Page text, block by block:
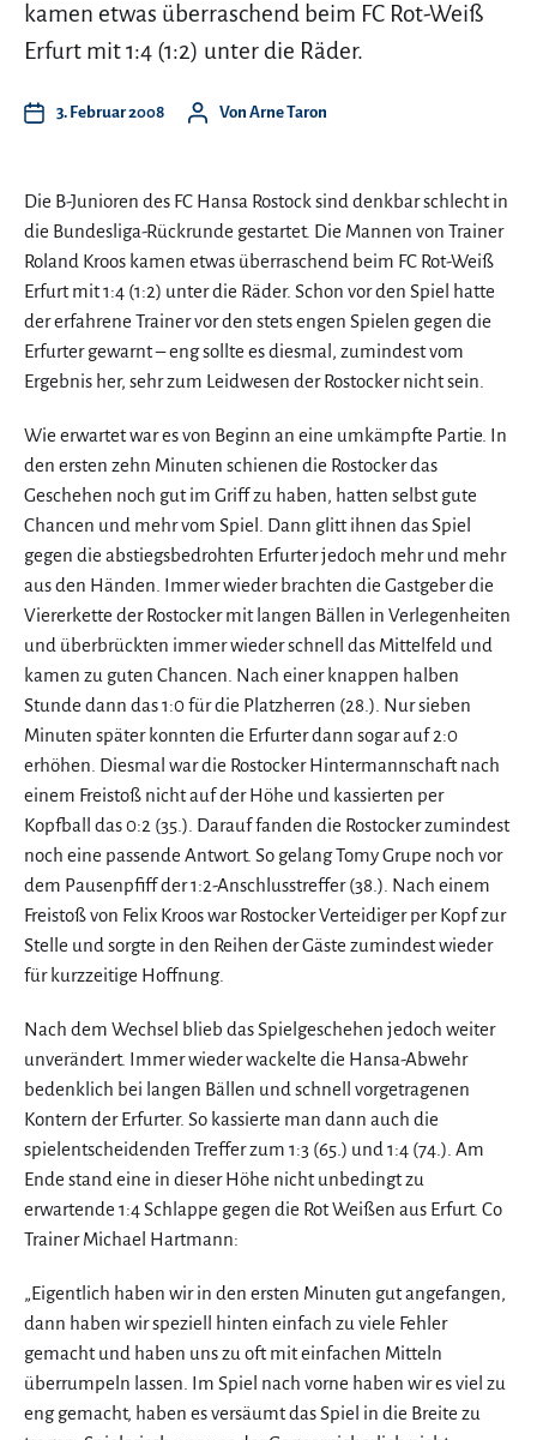
kamen etwas überraschend beim FC Rot-Weiß
Erfurt mit 1:4 (1:2) unter die Räder.
3. Februar 2008 Von Arne Taron
Die B-Junioren des FC Hansa Rostock sind denkbar schlecht in
die Bundesliga-Rückrunde gestartet. Die Mannen von Trainer
Roland Kroos kamen etwas überraschend beim FC Rot-Weiß
Erfurt mit 1:4 (1:2) unter die Räder. Schon vor den Spiel hatte
der erfahrene Trainer vor den stets engen Spielen gegen die
Erfurter gewarnt – eng sollte es diesmal, zumindest vom
Ergebnis her, sehr zum Leidwesen der Rostocker nicht sein.
Wie erwartet war es von Beginn an eine umkämpfte Partie. In
den ersten zehn Minuten schienen die Rostocker das
Geschehen noch gut im Griff zu haben, hatten selbst gute
Chancen und mehr vom Spiel. Dann glitt ihnen das Spiel
gegen die abstiegsbedrohten Erfurter jedoch mehr und mehr
aus den Händen. Immer wieder brachten die Gastgeber die
Viererkette der Rostocker mit langen Bällen in Verlegenheiten
und überbrückten immer wieder schnell das Mittelfeld und
kamen zu guten Chancen. Nach einer knappen halben
Stunde dann das 1:0 für die Platzherren (28.). Nur sieben
Minuten später konnten die Erfurter dann sogar auf 2:0
erhöhen. Diesmal war die Rostocker Hintermannschaft nach
einem Freistoß nicht auf der Höhe und kassierten per
Kopfball das 0:2 (35.). Darauf fanden die Rostocker zumindest
noch eine passende Antwort. So gelang Tomy Grupe noch vor
dem Pausenpfiff der 1:2-Anschlusstreffer (38.). Nach einem
Freistoß von Felix Kroos war Rostocker Verteidiger per Kopf zur
Stelle und sorgte in den Reihen der Gäste zumindest wieder
für kurzzeitige Hoffnung.
Nach dem Wechsel blieb das Spielgeschehen jedoch weiter
unverändert. Immer wieder wackelte die Hansa-Abwehr
bedenklich bei langen Bällen und schnell vorgetragenen
Kontern der Erfurter. So kassierte man dann auch die
spielentscheidenden Treffer zum 1:3 (65.) und 1:4 (74.). Am
Ende stand eine in dieser Höhe nicht unbedingt zu
erwartende 1:4 Schlappe gegen die Rot Weißen aus Erfurt. Co
Trainer Michael Hartmann:
„Eigentlich haben wir in den ersten Minuten gut angefangen,
dann haben wir speziell hinten einfach zu viele Fehler
gemacht und haben uns zu oft mit einfachen Mitteln
überrumpeln lassen. Im Spiel nach vorne haben wir es viel zu
eng gemacht, haben es versäumt das Spiel in die Breite zu